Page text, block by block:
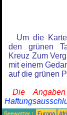
Um die
den grünen
Kreuz Zum
mit einem
auf die grünen
Die
Seewetter : Europa